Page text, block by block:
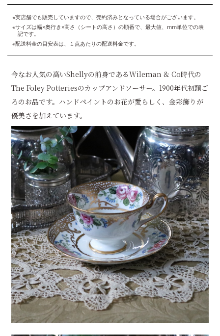
※実店舗でも販売していますので、売約済みとなっている場合がございます。
※サイズは幅×奥行き×高さ（シートの高さ）の順番で、最大値、mm単位での表
記です。
※配送料金の目安表は、１点あたりの配送料金です。
今なお人気の高いShellyの前身であるWileman & Co時代の
The Foley Potteriesのカップアンドソーサー。1900年代初頭ご
ろのお品です。ハンドペイントのお花が愛らしく、金彩飾りが
優美さを加えています。